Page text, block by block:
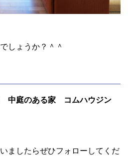
しょうか？＾＾
中庭のある家 コムハウジン
ましたらぜひフォローしてくだ